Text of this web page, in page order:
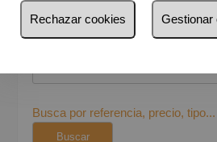
Alquiler
¿Dónde quieres buscar?
Huesca (35)
Busca por referencia, precio, tipo...
Buscar
Rechazar cookies Gestionar